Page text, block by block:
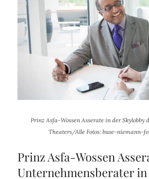
Prinz Asfa-Wossen Asserate in der Skylobby
Theaters/Alle Fotos: buse-niemann-
Prinz Asfa-Wossen
Unternehmensberater